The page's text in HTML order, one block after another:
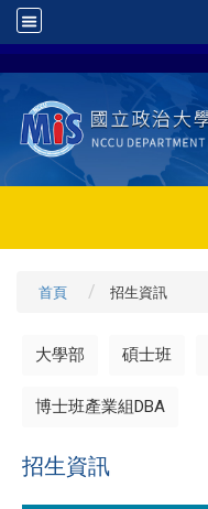
首頁 招生資訊
大學部 碩士班
博士班產業組DBA
招生資訊